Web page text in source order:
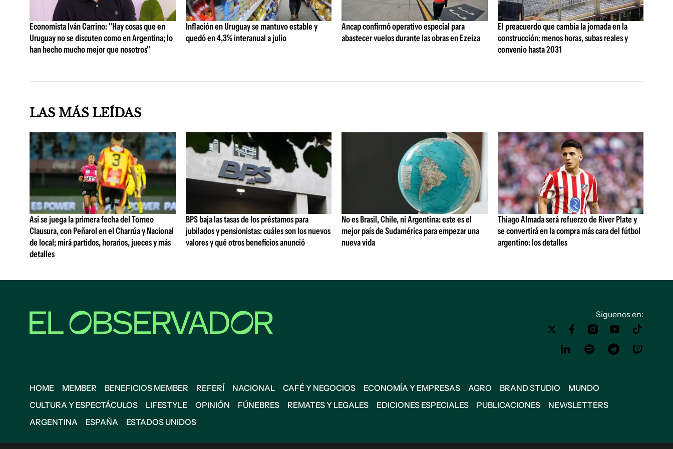
Economista Iván Carrino: "Hay cosas que en
Uruguay no se discuten como en Argentina; lo
han hecho mucho mejor que nosotros"
Inflación en Uruguay se mantuvo estable y
quedó en 4,3% interanual a julio
Ancap confirmó operativo especial para
abastecer vuelos durante las obras en Ezeiza
El preacuerdo que cambia la jornada en la
construcción: menos horas, subas reales y
convenio hasta 2031
LAS MÁS LEÍDAS
Así se juega la primera fecha del Torneo
Clausura, con Peñarol en el Charrúa y Nacional
de local; mirá partidos, horarios, jueces y más
detalles
BPS baja las tasas de los préstamos para
jubilados y pensionistas: cuáles son los nuevos
valores y qué otros beneficios anunció
No es Brasil, Chile, ni Argentina: este es el
mejor país de Sudamérica para empezar una
nueva vida
Thiago Almada será refuerzo de River Plate y
se convertirá en la compra más cara del fútbol
argentino: los detalles
Siguenos en:
HOME MEMBER BENEFICIOS MEMBER REFERÍ NACIONAL CAFÉ Y NEGOCIOS ECONOMÍA Y EMPRESAS AGRO BRAND STUDIO
MUNDO
CULTURA Y ESPECTÁCULOS
LIFESTYLE OPINIÓN FÚNEBRES REMATES Y LEGALES EDICIONES ESPECIALES PUBLICACIONES
NEWSLETTERS
ARGENTINA
ESPAÑA ESTADOS UNIDOS